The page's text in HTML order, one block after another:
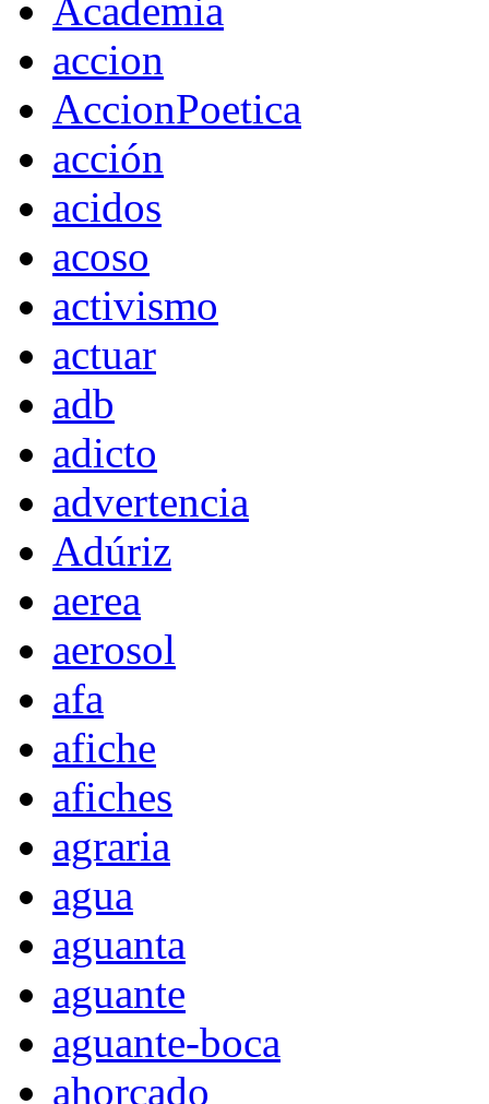
Academia
accion
AccionPoetica
acción
acidos
acoso
activismo
actuar
adb
adicto
advertencia
Adúriz
aerea
aerosol
afa
afiche
afiches
agraria
agua
aguanta
aguante
aguante-boca
ahorcado